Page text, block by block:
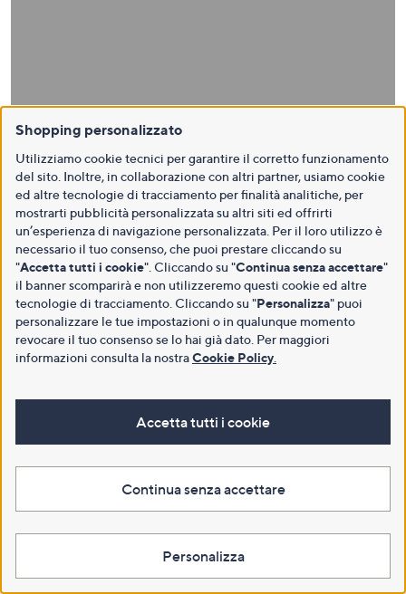
Shopping personalizzato
Utilizziamo cookie tecnici per garantire il corretto funzionamento
del sito. Inoltre, in collaborazione con altri partner, usiamo cookie
ed altre tecnologie di tracciamento per finalità analitiche, per
mostrarti pubblicità personalizzata su altri siti ed offrirti
un’esperienza di navigazione personalizzata. Per il loro utilizzo è
necessario il tuo consenso, che puoi prestare cliccando su
"Accetta tutti i cookie". Cliccando su "Continua senza accettare"
il banner scomparirà e non utilizzeremo questi cookie ed altre
tecnologie di tracciamento. Cliccando su "Personalizza" puoi
personalizzare le tue impostazioni o in qualunque momento
revocare il tuo consenso se lo hai già dato. Per maggiori
informazioni consulta la nostraCookie Policy
Accetta tutti i cookie
Continua senza accettare
Personalizza